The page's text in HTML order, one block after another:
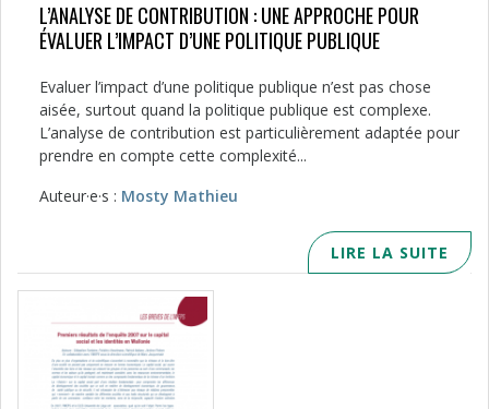
L’ANALYSE DE CONTRIBUTION : UNE APPROCHE POUR
ÉVALUER L’IMPACT D’UNE POLITIQUE PUBLIQUE
Evaluer l’impact d’une politique publique n’est pas chose
aisée, surtout quand la politique publique est complexe.
L’analyse de contribution est particulièrement adaptée pour
prendre en compte cette complexité...
Auteur·e·s : Mosty Mathieu
LIRE LA SUITE